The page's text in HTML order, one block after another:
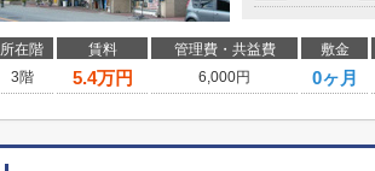
所在階 賃料 管理費・共益費 敷金
3階
5.4万円 6,000円 0ヶ月